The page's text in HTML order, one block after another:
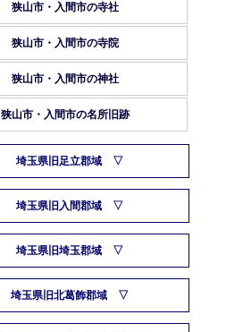
狭山市・入間市の寺社
狭山市・入間市の寺院
狭山市・入間市の神社
狭山市・入間市の名所旧跡
埼玉県旧足立郡域
埼玉県旧入間郡域
埼玉県旧埼玉郡域
埼玉県旧北葛飾郡域